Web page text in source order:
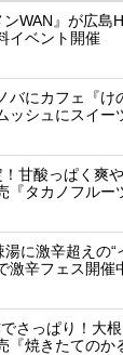
WAN』が広島
イベント開催
バにカフェ『け
ッシュにスイー
甘酸っぱく爽
『タカノフルー
に激辛超えの“
激辛フェス開催
さっぱり！大
『焼きたてのか